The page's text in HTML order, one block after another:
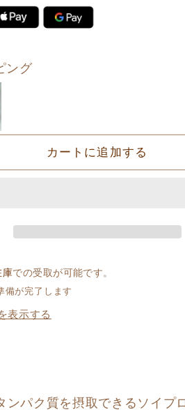
の
数
を
ング
カートに追加する
庫での受取が可能です。
備が完了します
表示する
ンパク質を摂取できるソイプ